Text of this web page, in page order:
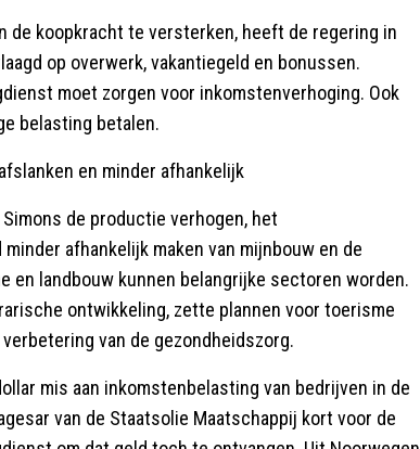
de koopkracht te versterken, heeft de regering in
op overwerk, vakantiegeld en bonussen.
moet zorgen voor inkomstenverhoging. Ook
belasting betalen.
en minder afhankelijk
de productie verhogen, het
afhankelijk maken van mijnbouw en de
en landbouw kunnen belangrijke sectoren worden.
ontwikkeling, zette plannen voor toerisme
van de gezondheidszorg.
mis aan inkomstenbelasting van bedrijven in de
van de Staatsolie Maatschappij kort voor de